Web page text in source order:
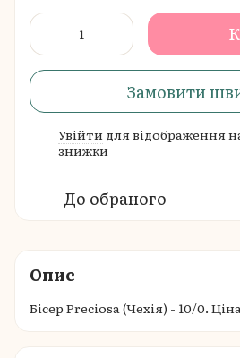
Замовити
Увійти для відображення
знижки
До обраного
Опис
Бісер Preciosa (Чехія) - 10/0.